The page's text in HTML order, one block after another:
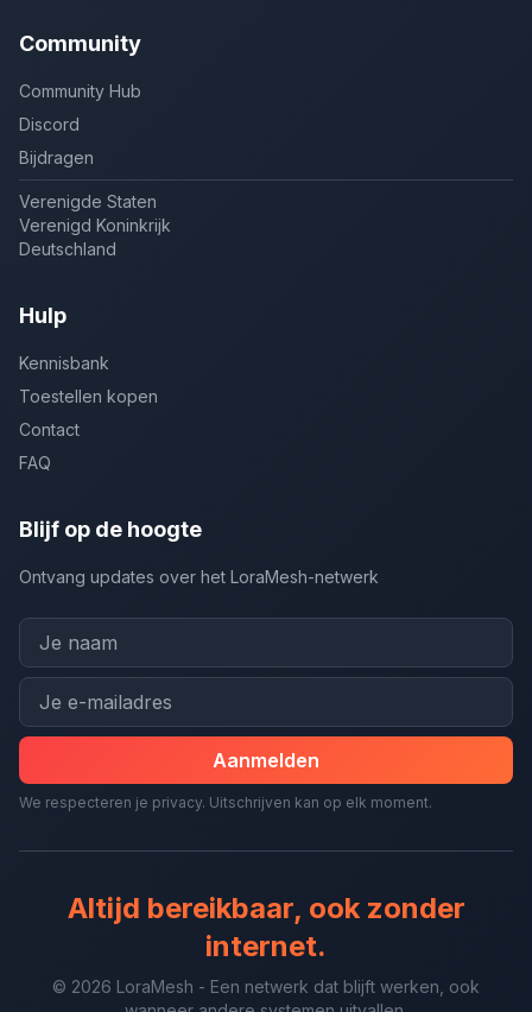
Community
Community Hub
Discord
Bijdragen
Verenigde Staten
Verenigd Koninkrijk
Deutschland
Hulp
Kennisbank
Toestellen kopen
Contact
FAQ
Blijf op de hoogte
Ontvang updates over het LoraMesh-netwerk
Aanmelden
We respecteren je privacy. Uitschrijven kan op elk moment.
Altijd bereikbaar, ook zonder
internet.
© 2026 LoraMesh - Een netwerk dat blijft werken, ook